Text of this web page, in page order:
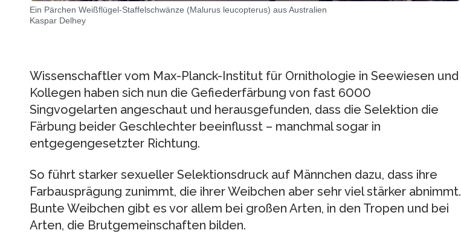
Ein Pärchen Weißflügel-Staffelschwänze (Malurus leucopterus) aus Australien
Kaspar Delhey
Wissenschaftler vom Max-Planck-Institut für Ornithologie in Seewiesen und
Kollegen haben sich nun die Gefiederfärbung von fast 6000
Singvogelarten angeschaut und herausgefunden, dass die Selektion die
Färbung beider Geschlechter beeinflusst – manchmal sogar in
entgegengesetzter Richtung.
So führt starker sexueller Selektionsdruck auf Männchen dazu, dass ihre
Farbausprägung zunimmt, die ihrer Weibchen aber sehr viel stärker abnimmt.
Bunte Weibchen gibt es vor allem bei großen Arten, in den Tropen und bei
Arten, die Brutgemeinschaften bilden.